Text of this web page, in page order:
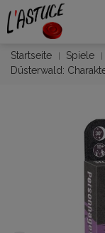
Startseite Spiele
Düsterwald: